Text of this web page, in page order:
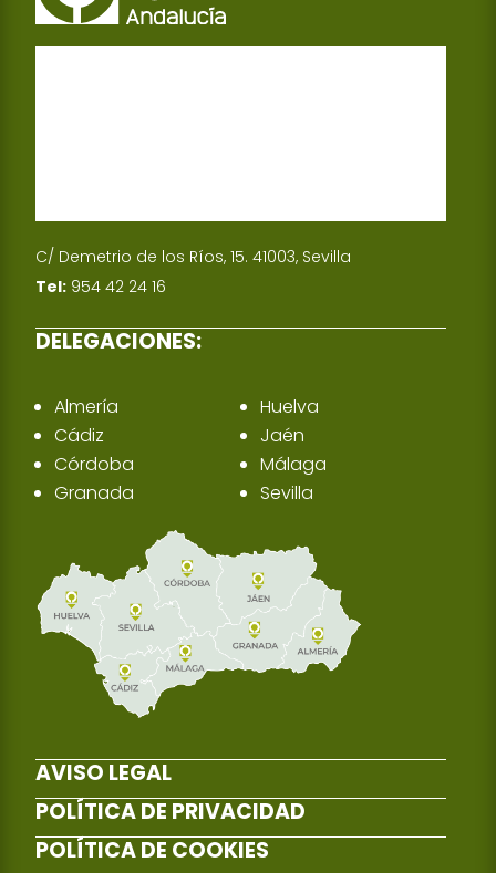
C/ Demetrio de los Ríos, 15. 41003, Sevilla
Tel: 954 42 24 16
DELEGACIONES:
Almería
Cádiz
Córdoba
Granada
Huelva
Jaén
Málaga
Sevilla
AVISO LEGAL
POLÍTICA DE PRIVACIDAD
POLÍTICA DE COOKIES